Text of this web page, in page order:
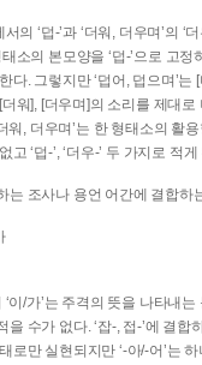
의 ‘덥-­’과 ‘더워, 더우며’의 ‘
소의 본모양을 ‘덥-­’으로 고정
다. 그렇지만 ‘덥어, 덥으며’는
워], [더우며]의 소리를 제대로
워, 더우며’는 한 형태소의 활
고 ‘덥-’, ‘더우-’ 두 가지로 적게
는 조사나 용언 어간에 결합하
‘이/가’는 주격의 뜻을 나타내
수가 없다. ‘잡-, 접-’에 결합하
로만 실현되지만 ‘-아/-어’는